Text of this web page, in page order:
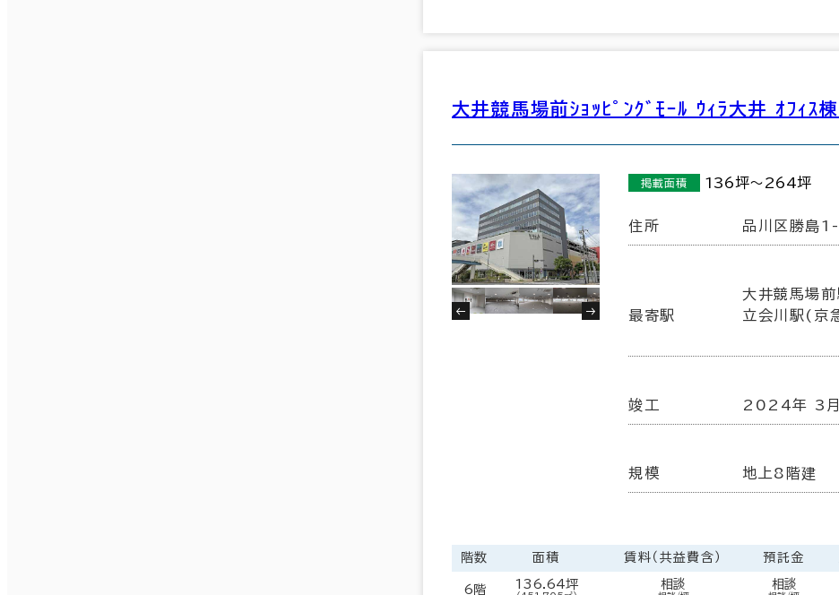
大井競馬場前ｼｮｯﾋﾟﾝｸﾞﾓｰﾙ ｳｨﾗ大井 ｵﾌｨｽ棟
掲載面積 136坪～264坪
住所 品川区勝島
最寄駅
大井競馬場
立会川駅(京
竣工 2024年 3月
規模 地上8階建
階数 面積 賃料（共益費含） 預託金
6階 136.64坪 相談 相談
この条件で検索する
20年以内 30年以内
該当数 302室(104棟)